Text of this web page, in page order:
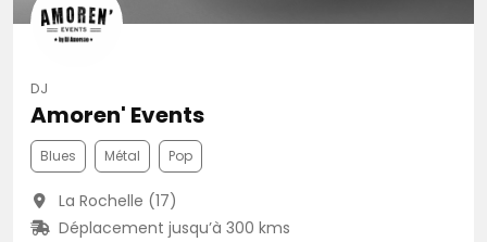
DJ
Amoren' Events
Blues Métal Pop
La Rochelle (17)
Déplacement jusqu’à 300 kms